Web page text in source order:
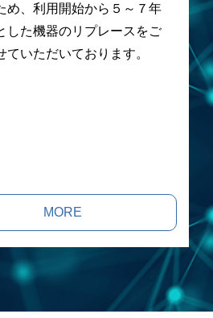
め、利用開始から５～７年
した機器のリプレースをご
ていただいております。
MORE